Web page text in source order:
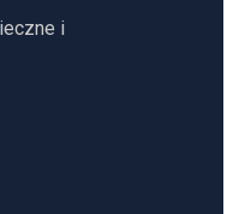
i